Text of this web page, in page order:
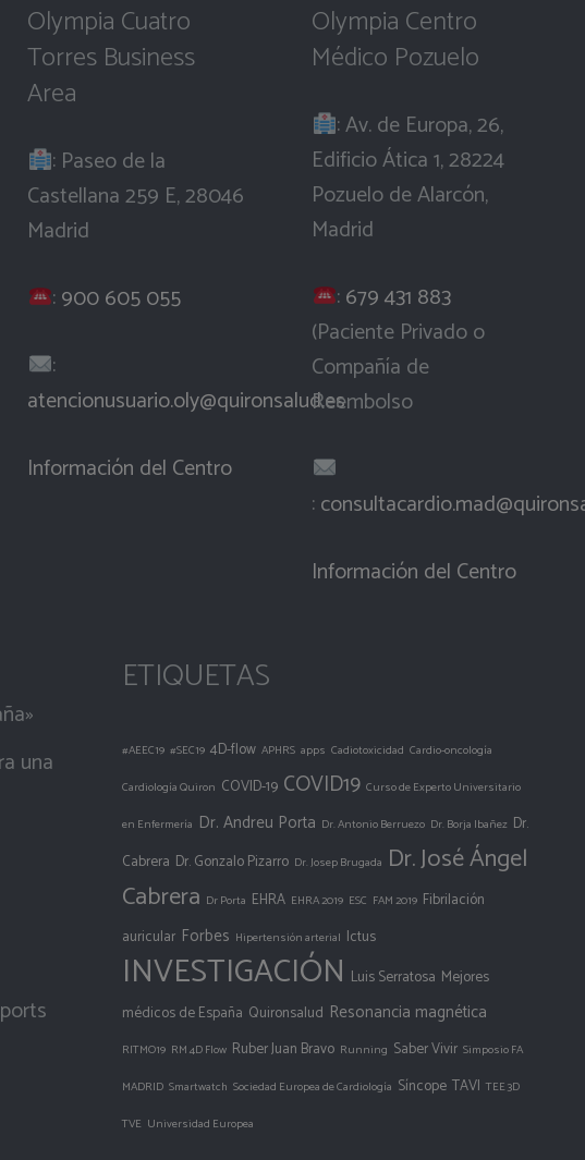
Olympia Cuatro
Torres Business
Area
: Paseo de la
Castellana 259 E, 28046
Madrid
:900 605 055
:
atencionusuario.oly@quironsalud.es
Información del Centro
Olympia Centro
Médico Pozuelo
: Av. de Europa, 26,
Edificio Ática 1, 28224
Pozuelo de Alarcón,
Madrid
:679 431 883
(Paciente Privado o
Compañía de
Reembolso
:
Información del Centro
una
ETIQUETAS
#AEEC19 #SEC19 4D-flow APHRS apps Cadiotoxicidad Cardio-oncología
Cardiología Quiron COVID-19 COVID19 Curso de Experto Universitario
en Enfermería Dr. Andreu Porta Dr. Antonio Berruezo Dr. Borja Ibañez Dr.
Cabrera Dr. Gonzalo Pizarro Dr. Josep Brugada Dr. José Ángel
Cabrera Dr Porta EHRA EHRA 2019 ESC FAM 2019 Fibrilación
auricular Forbes Hipertensión arterial Ictus
INVESTIGACIÓN Luis Serratosa Mejores
médicos de España Quironsalud Resonancia magnética
RITMO19 RM 4D Flow Ruber Juan Bravo Running Saber Vivir Simposio FA
MADRID Smartwatch Sociedad Europea de Cardiología Síncope TAVI TEE 3D
TVE Universidad Europea